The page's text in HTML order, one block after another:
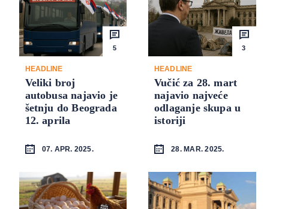
5
HEADLINE
Veliki broj
autobusa najavio je
šetnju do Beograda
12. aprila
07. APR. 2025.
3
HEADLINE
Vučić za 28. mart
najavio najveće
odlaganje skupa u
istoriji
28. MAR. 2025.